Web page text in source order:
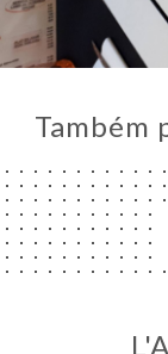
Também